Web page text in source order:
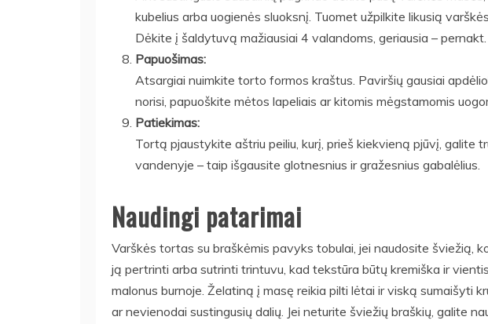
kubelius arba uogienės sluoksnį. Tuomet užpilkite likusią
Dėkite į šaldytuvą mažiausiai 4 valandoms, geriausia – pernakt.
Papuošimas:
Atsargiai nuimkite torto formos kraštus. Paviršių gausiai
norisi, papuoškite mėtos lapeliais ar kitomis mėgstamomis
Patiekimas:
Tortą pjaustykite aštriu peiliu, kurį, prieš kiekvieną pjūvį, galite
vandenyje – taip išgausite glotnesnius ir gražesnius gabalėlius.
Naudingi patarimai
Varškės tortas su braškėmis pavyks tobulai, jei naudosite šviežią,
ją pertrinti arba sutrinti trintuvu, kad tekstūra būtų kremiška ir
malonus burnoje. Želatiną į masę reikia pilti lėtai ir viską sumaišyti
ar nevienodai sustingusių dalių. Jei neturite šviežių braškių, galite